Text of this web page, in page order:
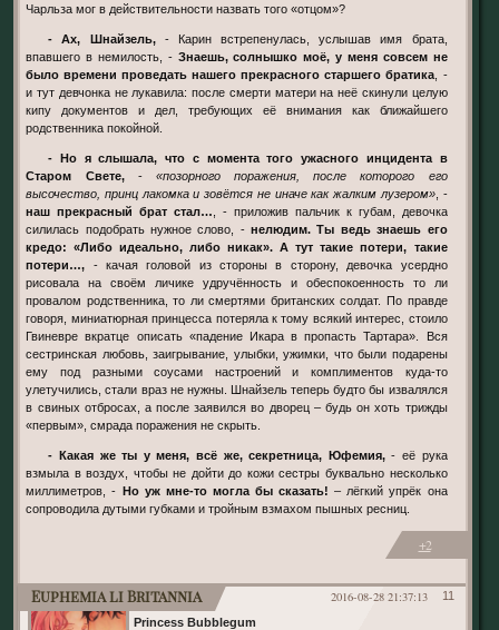
Чарльза мог в действительности назвать того «отцом»?
- Ах, Шнайзель, - Карин встрепенулась, услышав имя брата,
впавшего в немилость, -Знаешь, солнышко моё, у меня совсем не
было времени проведать нашего прекрасного старшего братика , -
и тут девчонка не лукавила: после смерти матери на неё скинули целую
кипу документов и дел, требующих её внимания как ближайшего
родственника покойной.
- Но я слышала, что с момента того ужасного инцидента в
Старом Свете, - «позорного поражения, после которого его
высочество, принц лакомка и зовётся не иначе как жалким лузером», -
наш прекрасный брат стал… , - приложив пальчик к губам, девочка
силилась подобрать нужное слово, -нелюдим. Ты ведь знаешь его
кредо: «Либо идеально, либо никак». А тут такие потери, такие
потери…, - качая головой из стороны в сторону, девочка усердно
рисовала на своём личике удручённость и обеспокоенность то ли
провалом родственника, то ли смертями британских солдат. По правде
говоря, миниатюрная принцесса потеряла к тому всякий интерес, стоило
Гвиневре вкратце описать «падение Икара в пропасть Тартара». Вся
сестринская любовь, заигрывание, улыбки, ужимки, что были подарены
ему под разными соусами настроений и комплиментов куда-то
улетучились, стали враз не нужны. Шнайзель теперь будто бы извалялся
в свиных отбросах, а после заявился во дворец – будь он хоть трижды
«первым», смрада поражения не скрыть.
- Какая же ты у меня, всё же, секретница, Юфемия,- её рука
взмыла в воздух, чтобы не дойти до кожи сестры буквально несколько
миллиметров, -
Но уж мне-то могла бы сказать!– лёгкий упрёк она
сопроводила дутыми губками и тройным взмахом пышных ресниц.
+2
11
2016-08-28 21:37:13
Euphemia li Britannia
Princess Bubblegum